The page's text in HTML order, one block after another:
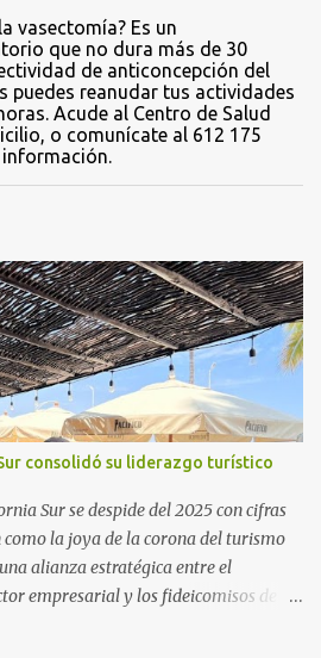
vasectomía? Es un
que no dura más de 30
de anticoncepción del
puedes reanudar tus actividades
Acude al Centro de Salud
o comunícate al 612 175
información.
consolidó su liderazgo turístico
Sur se despide del 2025 con cifras
la joya de la corona del turismo
alianza estratégica entre el
empresarial y los fideicomisos de